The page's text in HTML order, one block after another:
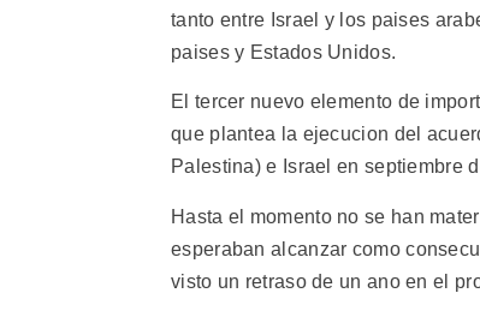
tanto entre Israel y los paises
paises y Estados Unidos.
El tercer nuevo elemento de
que plantea la ejecucion del
Palestina) e Israel en septiembre
Hasta el momento no se han
esperaban alcanzar como
visto un retraso de un ano en el